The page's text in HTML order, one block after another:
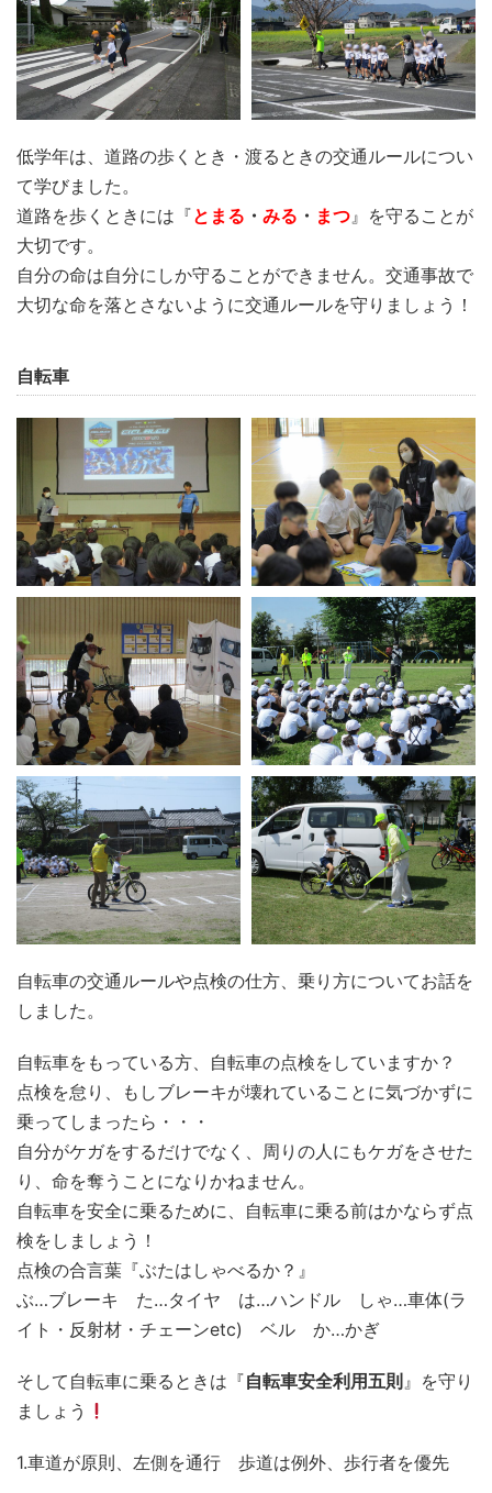
低学年は、道路の歩くとき・渡るときの交通ルールについ
て学びました。
道路を歩くときには『とまる ・ みる ・ まつ』を守ることが
大切です。
自分の命は自分にしか守ることができません。交通事故で
大切な命を落とさないように交通ルールを守りましょう！
自転車
自転車の交通ルールや点検の仕方、乗り方についてお話を
しました。
自転車をもっている方、自転車の点検をしていますか？
点検を怠り、もしブレーキが壊れていることに気づかずに
乗ってしまったら・・・
自分がケガをするだけでなく、周りの人にもケガをさせた
り、命を奪うことになりかねません。
自転車を安全に乗るために、自転車に乗る前はかならず点
検をしましょう！
点検の合言葉『ぶたはしゃべるか？』
ぶ…ブレーキ た…タイヤ は…ハンドル しゃ…車体(ラ
イト・反射材・チェーンetc) ベル か…かぎ
そして自転車に乗るときは『自転車安全利用五則 』を守り
ましょう
1.車道が原則、左側を通行 歩道は例外、歩行者を優先